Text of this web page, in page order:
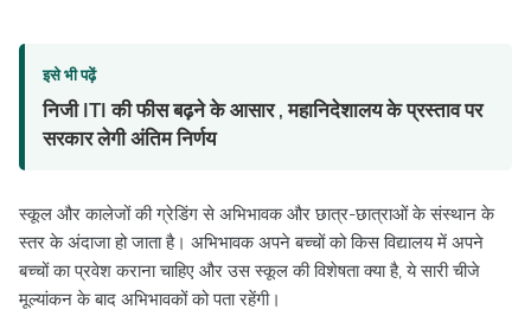
इसे भी पढ़ें
निजी ITI की फीस बढ़ने के आसार , महानिदेशालय के प्रस्ताव पर
सरकार लेगी अंतिम निर्णय
स्कूल और कालेजों की ग्रेडिंग से अभिभावक और छात्र-छात्राओं के संस्थान के
स्तर के अंदाजा हो जाता है। अभिभावक अपने बच्चों को किस विद्यालय में अपने
बच्चों का प्रवेश कराना चाहिए और उस स्कूल की विशेषता क्या है, ये सारी चीजे
मूल्यांकन के बाद अभिभावकों को पता रहेंगी।